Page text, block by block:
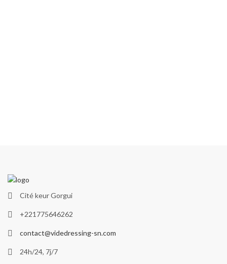
Cité keur Gorgui
+221775646262
contact@videdressing-sn.com
24h/24, 7j/7